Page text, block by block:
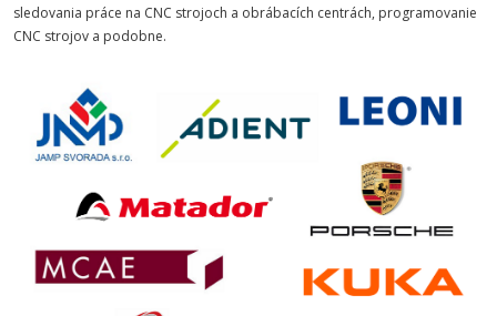
sledovania práce na CNC strojoch a obrábacích centrách, programovanie
CNC strojov a podobne.